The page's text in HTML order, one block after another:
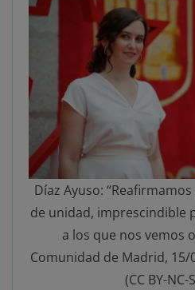
Díaz Ayuso:
de unidad, imprescindible
a los que nos vemos
Comunidad de Madrid, 15/
(CC BY-NC-